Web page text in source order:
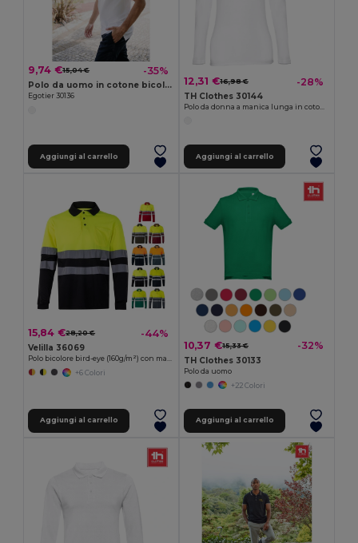
9,74 €15,04 € -35%
Polo da uomo in cotone bicolore. colore bianco
Egotier 30136
Aggiungi al carrello
12,31 €16,98 € -28%
TH Clothes 30144
Polo da donna a manica lunga in cotone cardato
Aggiungi al carrello
15,84 €28,20 € -44%
Velilla 36069
Polo bicolore bird-eye (160g/m²) con maniche lunghe, in poliestere (100%)
+6 Colori
Aggiungi al carrello
10,37 €15,33 € -32%
TH Clothes 30133
Polo da uomo
+22 Colori
Aggiungi al carrello